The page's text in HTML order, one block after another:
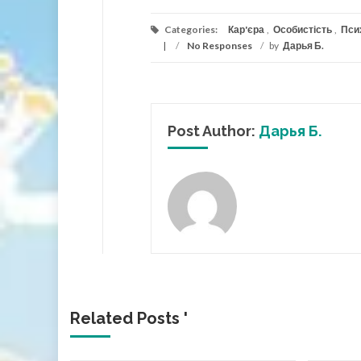
Categories: Кар'єра , Особистість ,
/
No Responses / by Дарья Б.
Post Author: Дарья Б.
Related Posts '